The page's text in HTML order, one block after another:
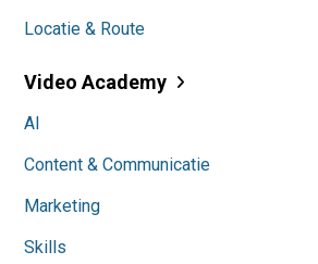
Locatie & Route
Video Academy
AI
Content & Communicatie
Marketing
Skills